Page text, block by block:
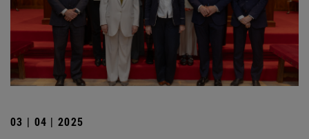
03 | 04 | 2025